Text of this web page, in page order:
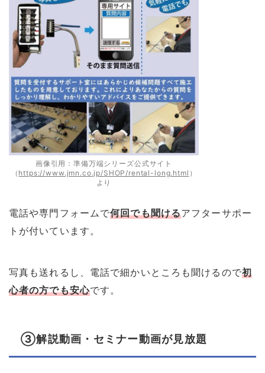
画像引用：準備万端シリーズ公式サイト
（ https://www.jmn.co.jp/SHOP/rental-long.html ）
より
電話や専門フォームで何回でも聞けるアフターサポー
トが付いています。
写真も送れるし、電話で細かいところも聞けるので初
心者の方でも安心です。
③解説動画・セミナー動画が見放題